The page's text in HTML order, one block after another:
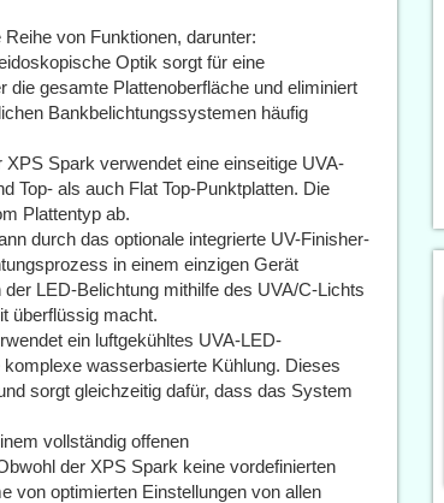
von Funktionen, darunter:
Optik sorgt für eine
gesamte Plattenoberfläche und eliminiert
Bankbelichtungssystemen häufig
XPS Spark verwendet eine einseitige UVA-
Top- als auch Flat Top-Punktplatten. Die
Plattentyp ab.
durch das optionale integrierte UV-Finisher-
in einem einzigen Gerät
LED-Belichtung mithilfe des UVA/C-Lichts
überflüssig macht.
ein luftgekühltes UVA-LED-
wasserbasierte Kühlung. Dieses
sorgt gleichzeitig dafür, dass das System
vollständig offenen
der XPS Spark keine vordefinierten
von optimierten Einstellungen von allen